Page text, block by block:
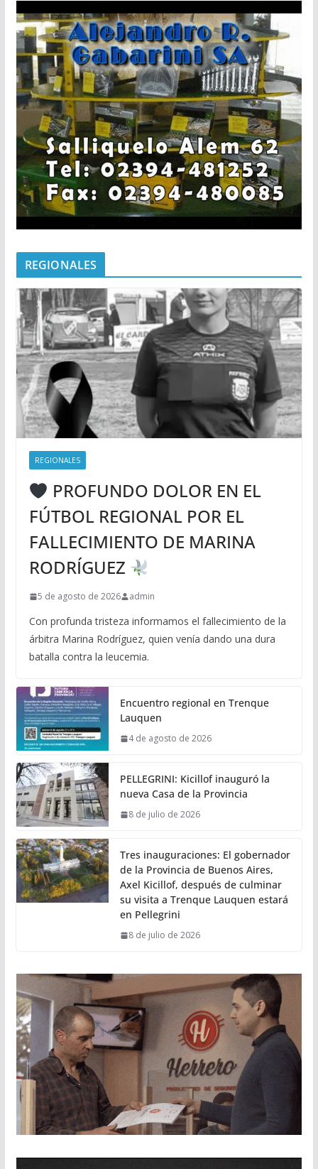
REGIONALES
REGIONALES
PROFUNDO DOLOR EN EL
FÚTBOL REGIONAL POR EL
FALLECIMIENTO DE MARINA
RODRÍGUEZ
5 de agosto de 2026 admin
Con profunda tristeza informamos el fallecimiento de la
árbitra Marina Rodríguez, quien venía dando una dura
batalla contra la leucemia.
Encuentro regional en Trenque
Lauquen
4 de agosto de 2026
PELLEGRINI: Kicillof inauguró la
nueva Casa de la Provincia
8 de julio de 2026
Tres inauguraciones: El gobernador
de la Provincia de Buenos Aires,
Axel Kicillof, después de culminar
su visita a Trenque Lauquen estará
en Pellegrini
8 de julio de 2026